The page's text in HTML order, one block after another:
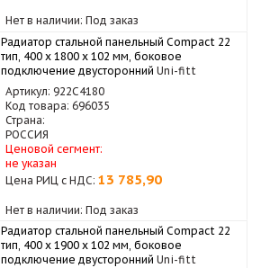
Нет в наличии: Под заказ
Радиатор стальной панельный Compact 22
тип, 400 х 1800 x 102 мм, боковое
подключение двусторонний Uni-fitt
Артикул: 922C4180
Код товара: 696035
Страна:
РОССИЯ
Ценовой сегмент:
не указан
Цена РИЦ с НДС: 13 785,90
Нет в наличии: Под заказ
Радиатор стальной панельный Compact 22
тип, 400 х 1900 x 102 мм, боковое
подключение двусторонний Uni-fitt